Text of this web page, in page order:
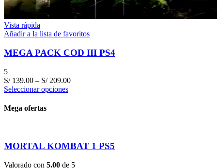
Vista rápida
Añadir a la lista de favoritos
MEGA PACK COD III PS4
5
S/139.00 – S/209.00
Seleccionar opciones
Mega ofertas
MORTAL KOMBAT 1 PS5
Valorado con 5.00 de 5